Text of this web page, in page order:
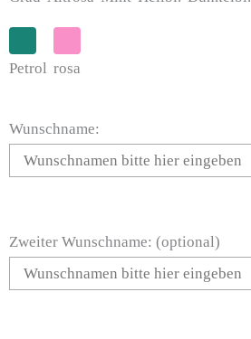
Petrol rosa
Wunschname:
Zweiter Wunschname: (optional)